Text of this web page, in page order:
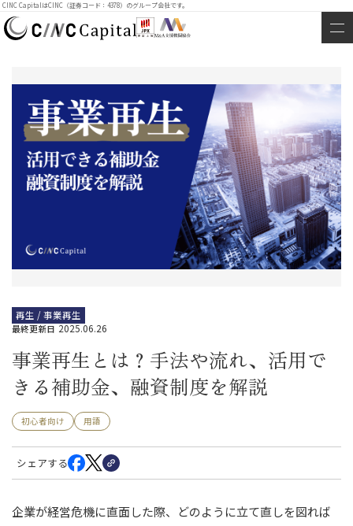
CINC CapitalはCINC（証券コード：4378）のグループ会社です。
再生 / 事業再生
最終更新日 2025.06.26
事業再生とは？手法や流れ、活用で
きる補助金、融資制度を解説
初心者向け 用語
シェアする
企業が経営危機に直面した際、どのように立て直しを図れば